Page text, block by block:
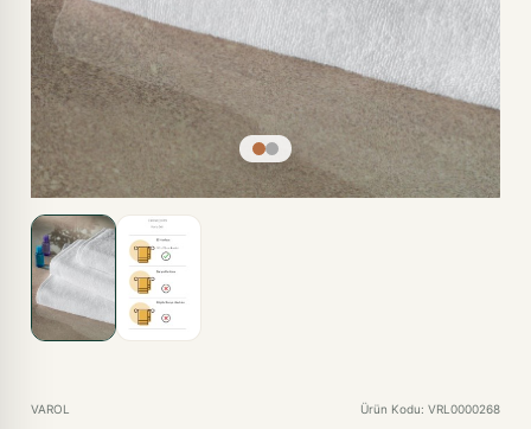
VAROL Ürün Kodu: VRL0000268